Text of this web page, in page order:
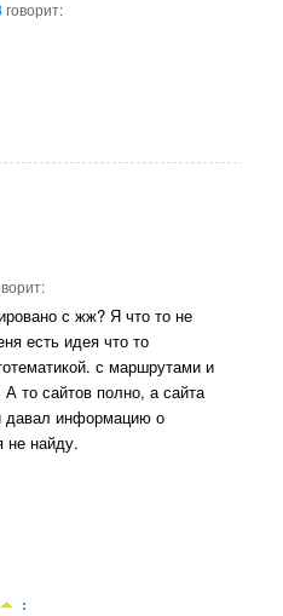
говорит:
с жж? Я что то не
есть идея что то
с маршрутами и
то сайтов полно, а сайта
давал информацию о
не найду.
: